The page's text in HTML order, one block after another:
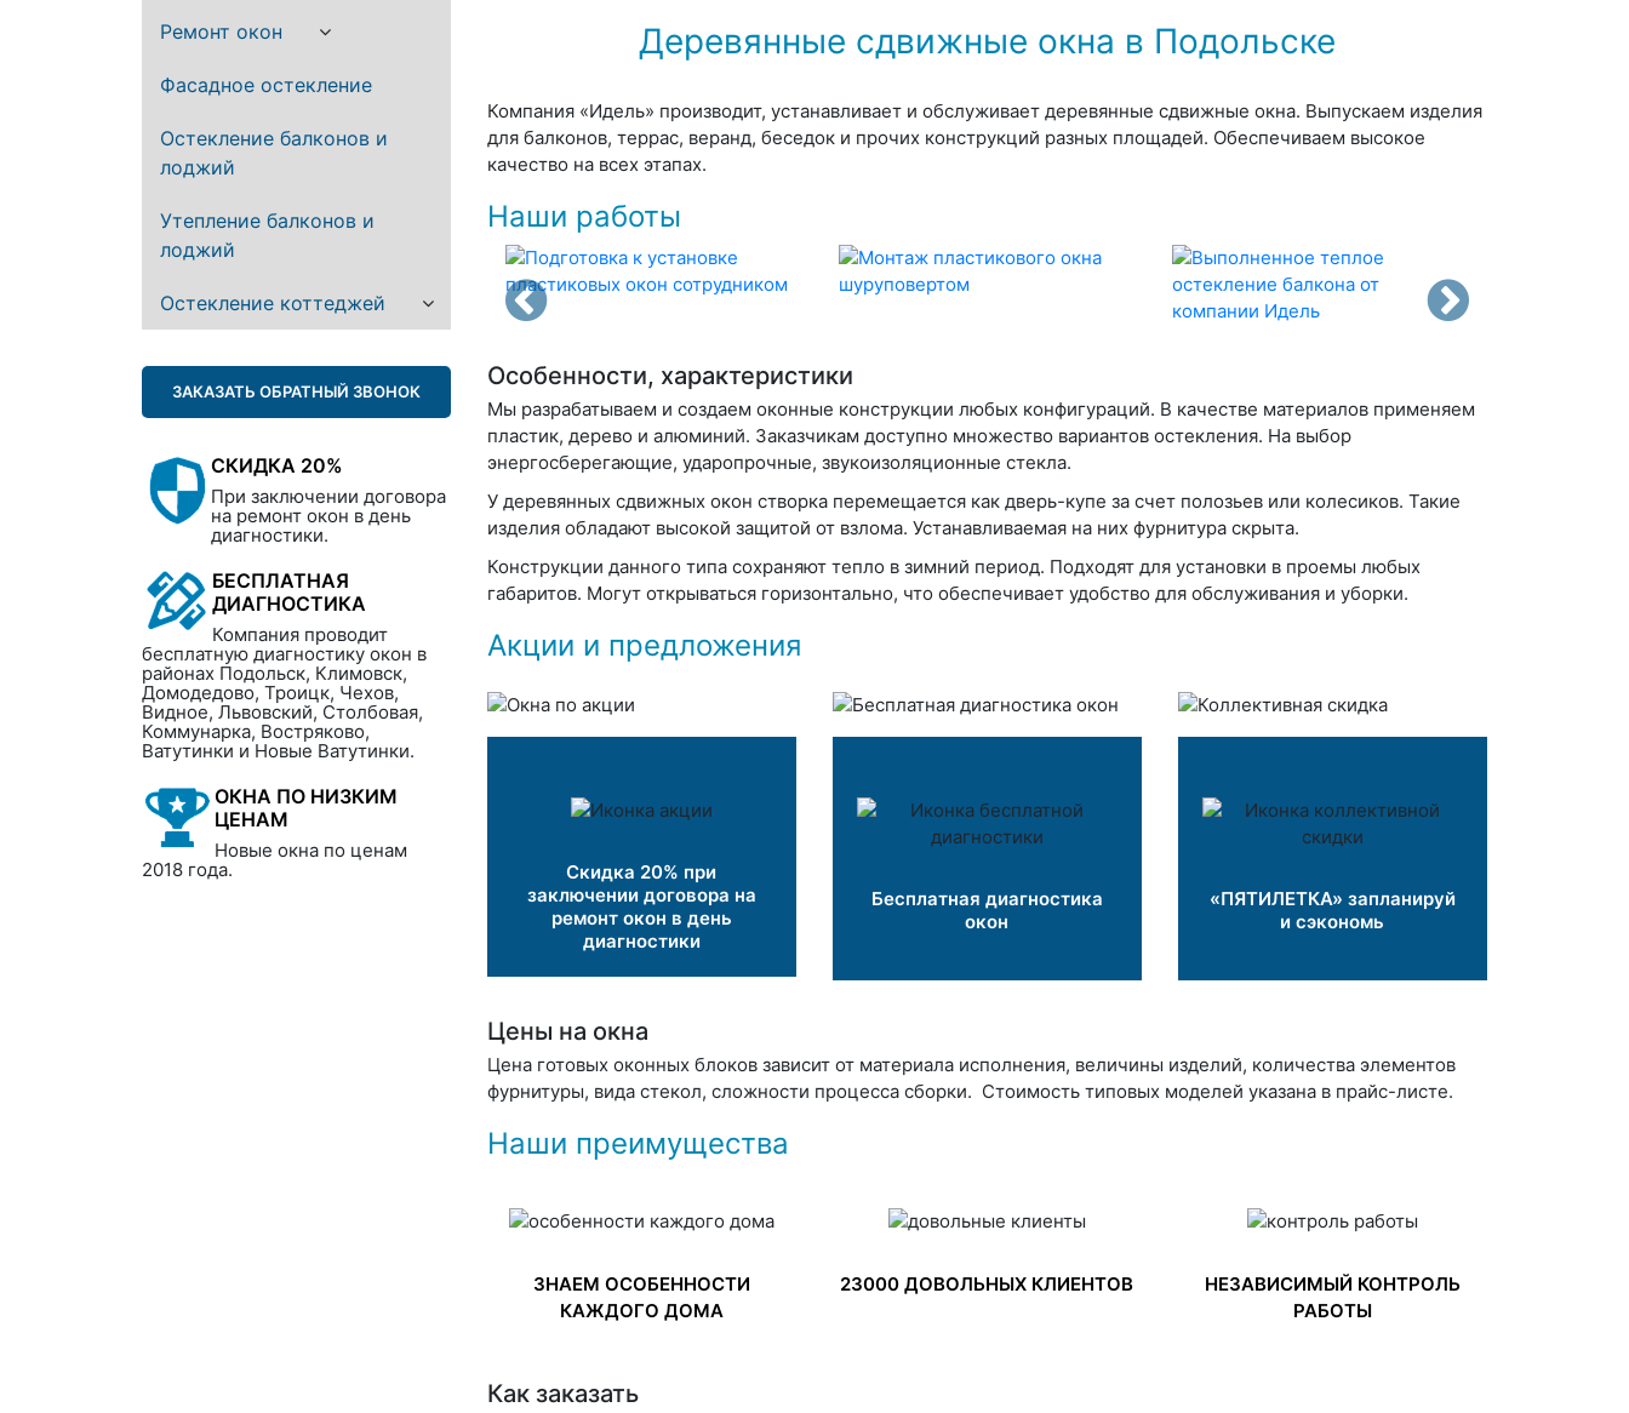
Ремонт окон
Фасадное остекление
Остекление балконов и
лоджий
Утепление балконов и
лоджий
Остекление коттеджей
ЗАКАЗАТЬ ОБРАТНЫЙ ЗВОНОК
СКИДКА 20%
При заключении договора
на ремонт окон в день
диагностики.
БЕСПЛАТНАЯ
ДИАГНОСТИКА
Компания проводит
бесплатную диагностику окон в
районах Подольск, Климовск,
Домодедово, Троицк, Чехов,
Видное, Львовский, Столбовая,
Коммунарка, Востряково,
Ватутинки и Новые Ватутинки.
ОКНА ПО НИЗКИМ
ЦЕНАМ
Новые окна по ценам
2018 года.
Деревянные сдвижные окна в Подольске
Компания «Идель» производит, устанавливает и обслуживает деревянные сдвижные окна. Выпускаем изделия
для балконов, террас, веранд, беседок и прочих конструкций разных площадей. Обеспечиваем высокое
качество на всех этапах.
Наши работы
Особенности, характеристики
Мы разрабатываем и создаем оконные конструкции любых конфигураций. В качестве материалов применяем
пластик, дерево и алюминий. Заказчикам доступно множество вариантов остекления. На выбор
энергосберегающие, ударопрочные, звукоизоляционные стекла.
У деревянных сдвижных окон створка перемещается как дверь-купе за счет полозьев или колесиков. Такие
изделия обладают высокой защитой от взлома. Устанавливаемая на них фурнитура скрыта.
Конструкции данного типа сохраняют тепло в зимний период. Подходят для установки в проемы любых
габаритов. Могут открываться горизонтально, что обеспечивает удобство для обслуживания и уборки.
Акции и предложения
Скидка 20% при
заключении договора на
ремонт окон в день
диагностики
Бесплатная диагностика
окон
«ПЯТИЛЕТКА» запланируй
и сэкономь
Цены на окна
Цена готовых оконных блоков зависит от материала исполнения, величины изделий, количества элементов
фурнитуры, вида стекол, сложности процесса сборки. Стоимость типовых моделей указана в прайс-листе.
Наши преимущества
ЗНАЕМ ОСОБЕННОСТИ
КАЖДОГО ДОМА
23000 ДОВОЛЬНЫХ КЛИЕНТОВ
НЕЗАВИСИМЫЙ КОНТРОЛЬ
РАБОТЫ
Как заказать